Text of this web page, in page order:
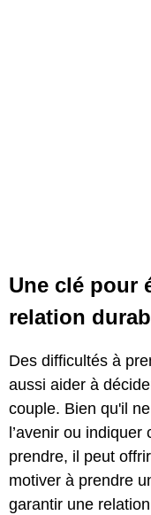
Une clé pour
relation
Des difficultés à
aussi aider à
couple. Bien qu'il
l’avenir ou
prendre, il peut
motiver à prendre
garantir une